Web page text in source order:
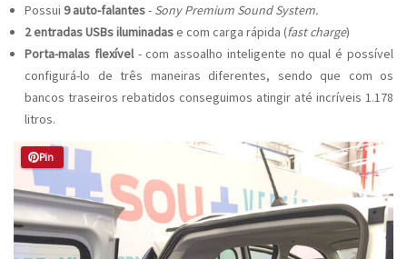
Possui 9 auto-falantes- Sony Premium Sound System.
2 entradas USBs iluminadase com carga rápida (fast charge)
Porta-malas flexível- com assoalho inteligente no qual é possível
configurá-lo de três maneiras diferentes, sendo que com os
bancos traseiros rebatidos conseguimos atingir até incríveis 1.178
litros.
Pin